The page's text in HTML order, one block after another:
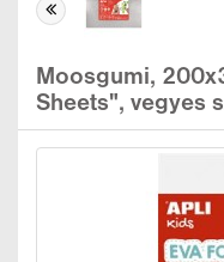
Moosgumi,
Sheets", vegyes